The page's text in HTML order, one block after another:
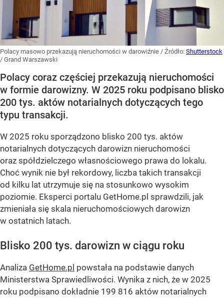
Polacy masowo przekazują nieruchomości w darowiźnie / Źródło: Shutterstock
/ Grand Warszawski
Polacy coraz częściej przekazują nieruchomości
w formie darowizny. W 2025 roku podpisano blisko
200 tys. aktów notarialnych dotyczących tego
typu transakcji.
W 2025 roku sporządzono blisko 200 tys. aktów
notarialnych dotyczących darowizn nieruchomości
oraz spółdzielczego własnościowego prawa do lokalu.
Choć wynik nie był rekordowy, liczba takich transakcji
od kilku lat utrzymuje się na stosunkowo wysokim
poziomie. Eksperci portalu GetHome.pl sprawdzili, jak
zmieniała się skala nieruchomościowych darowizn
w ostatnich latach.
Blisko 200 tys. darowizn w ciągu roku
Analiza GetHome.pl powstała na podstawie danych
Ministerstwa Sprawiedliwości. Wynika z nich, że w 2025
roku podpisano dokładnie 199 816 aktów notarialnych